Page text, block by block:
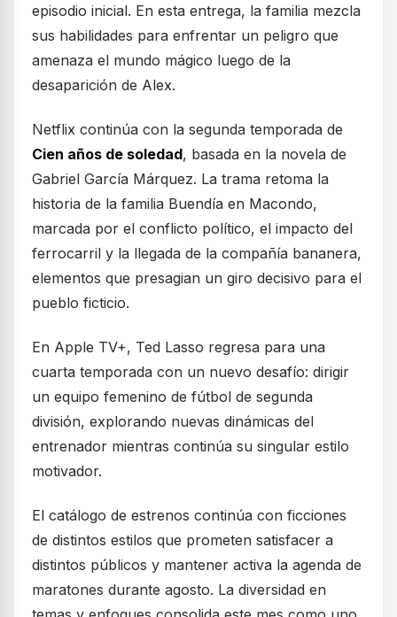
episodio inicial. En esta entrega, la familia mezcla
sus habilidades para enfrentar un peligro que
amenaza el mundo mágico luego de la
desaparición de Alex.
Netflix continúa con la segunda temporada de
Cien años de soledad, basada en la novela de
Gabriel García Márquez. La trama retoma la
historia de la familia Buendía en Macondo,
marcada por el conflicto político, el impacto del
ferrocarril y la llegada de la compañía bananera,
elementos que presagian un giro decisivo para el
pueblo ficticio.
En Apple TV+, Ted Lasso regresa para una
cuarta temporada con un nuevo desafío: dirigir
un equipo femenino de fútbol de segunda
división, explorando nuevas dinámicas del
entrenador mientras continúa su singular estilo
motivador.
El catálogo de estrenos continúa con ficciones
de distintos estilos que prometen satisfacer a
distintos públicos y mantener activa la agenda de
maratones durante agosto. La diversidad en